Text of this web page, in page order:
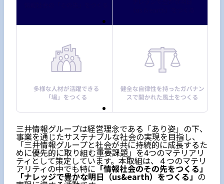
三井情報グループは経営理念である「あり姿」の下、
事業を通じたサステナブルな社会の実現を目指し、
「三井情報グループと社会が共に持続的に成長するた
めに優先的に取り組む重要課題」を4つのマテリアリ
ティとして策定しています。本取組は、４つのマテリ
アリティの中でも特に「情報社会のその先をつくる」
「ナレッジで豊かな明日（us&earth）をつくる」の